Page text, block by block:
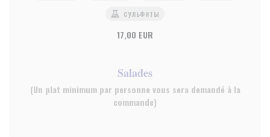
СУЛЬФИТЫ
17,00 EUR
Salades
(Un plat minimum par personne vous sera demandé à la
commande)